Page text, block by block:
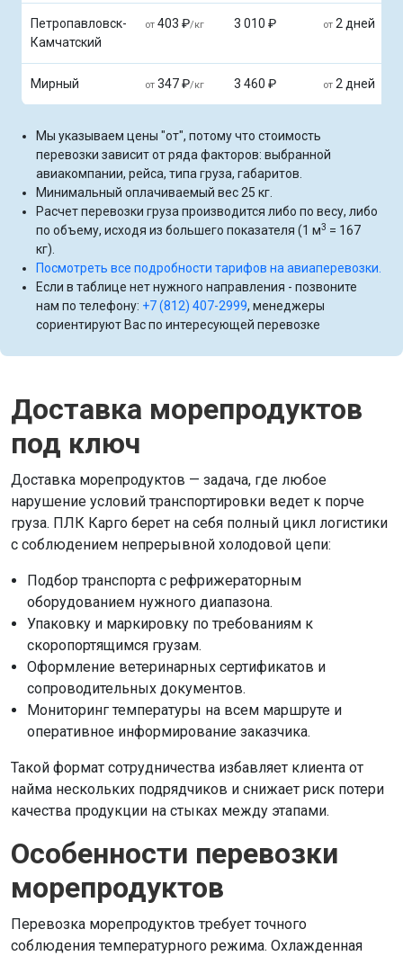
Петропавловск-
Камчатский
от 403 ₽/кг 3 010 ₽ от 2 дней
Мирный от 347 ₽/кг 3 460 ₽ от 2 дней
Мы указываем цены "от", потому что стоимость
перевозки зависит от ряда факторов: выбранной
авиакомпании, рейса, типа груза, габаритов.
Минимальный оплачиваемый вес 25 кг.
Расчет перевозки груза производится либо по весу, либо
по объему, исходя из большего показателя (1 м3 = 167
кг).
Посмотреть все подробности тарифов на авиаперевозки.
Если в таблице нет нужного направления - позвоните
нам по телефону: +7 (812) 407-2999, менеджеры
сориентируют Вас по интересующей перевозке
Доставка морепродуктов
под ключ
Доставка морепродуктов — задача, где любое
нарушение условий транспортировки ведет к порче
груза. ПЛК Карго берет на себя полный цикл логистики
с соблюдением непрерывной холодовой цепи:
Подбор транспорта с рефрижераторным
оборудованием нужного диапазона.
Упаковку и маркировку по требованиям к
скоропортящимся грузам.
Оформление ветеринарных сертификатов и
сопроводительных документов.
Мониторинг температуры на всем маршруте и
оперативное информирование заказчика.
Такой формат сотрудничества избавляет клиента от
найма нескольких подрядчиков и снижает риск потери
качества продукции на стыках между этапами.
Особенности перевозки
морепродуктов
Перевозка морепродуктов требует точного
соблюдения температурного режима. Охлажденная